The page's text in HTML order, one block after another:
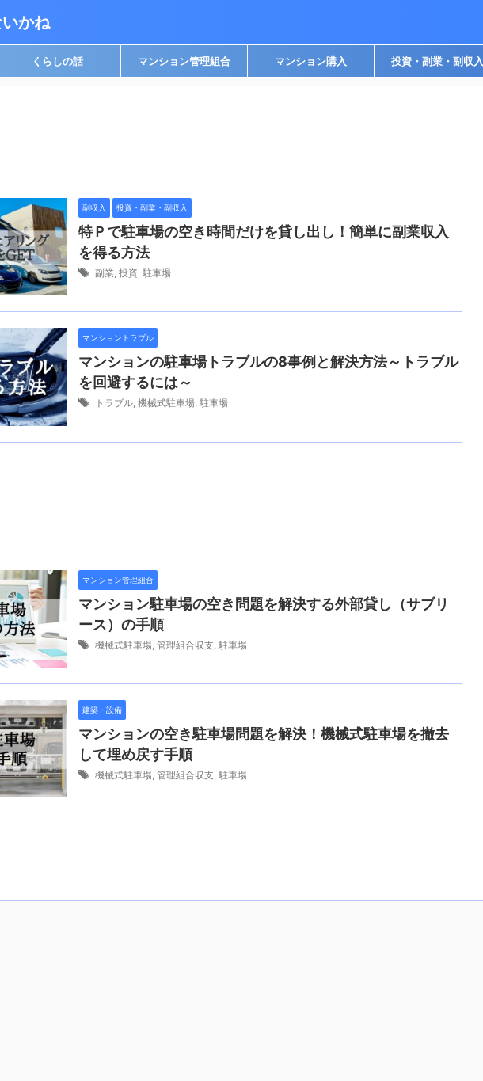
かね
くらしの話 マンション管理組合 マンション購入 投資・副業・副収入
副収入 投資・副業・副収入
特Ｐで駐車場の空き時間だけを貸し出し！簡単に副業収入
を得る方法
副業, 投資, 駐車場
マンショントラブル
マンションの駐車場トラブルの8事例と解決方法～トラブル
を回避するには～
トラブル, 機械式駐車場, 駐車場
マンション管理組合
マンション駐車場の空き問題を解決する外部貸し（サブリ
ース）の手順
機械式駐車場, 管理組合収支 駐車場
建築・設備
マンションの空き駐車場問題を解決！機械式駐車場を撤去
して埋め戻す手順
機械式駐車場, 管理組合収支 駐車場